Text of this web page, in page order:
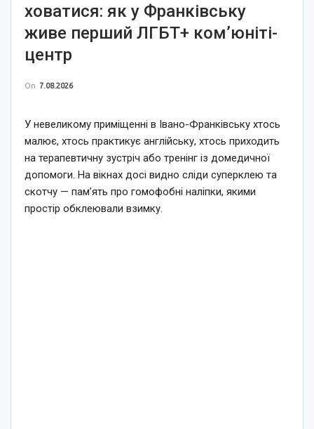
ховатися: як у Франківську
живе перший ЛГБТ+ ком’юніті-
центр
On 7.08.2026
У невеликому приміщенні в Івано-Франківську хтось
малює, хтось практикує англійську, хтось приходить
на терапевтичну зустріч або тренінг із домедичної
допомоги. На вікнах досі видно сліди суперклею та
скотчу — пам’ять про гомофобні наліпки, якими
простір обклеювали взимку.